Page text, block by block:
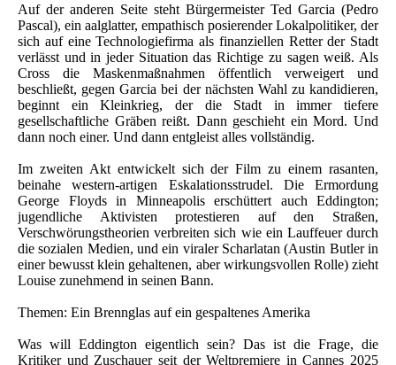
Auf der anderen Seite steht Bürgermeister Ted Garcia (Pedro
Pascal), ein aalglatter, empathisch posierender Lokalpolitiker, der
sich auf eine Technologiefirma als finanziellen Retter der Stadt
verlässt und in jeder Situation das Richtige zu sagen weiß. Als
Cross die Maskenmaßnahmen öffentlich verweigert und
beschließt, gegen Garcia bei der nächsten Wahl zu kandidieren,
beginnt ein Kleinkrieg, der die Stadt in immer tiefere
gesellschaftliche Gräben reißt. Dann geschieht ein Mord. Und
dann noch einer. Und dann entgleist alles vollständig.
Im zweiten Akt entwickelt sich der Film zu einem rasanten,
beinahe western-artigen Eskalationsstrudel. Die Ermordung
George Floyds in Minneapolis erschüttert auch Eddington;
jugendliche Aktivisten protestieren auf den Straßen,
Verschwörungstheorien verbreiten sich wie ein Lauffeuer durch
die sozialen Medien, und ein viraler Scharlatan (Austin Butler in
einer bewusst klein gehaltenen, aber wirkungsvollen Rolle) zieht
Louise zunehmend in seinen Bann.
Themen: Ein Brennglas auf ein gespaltenes Amerika
Was will Eddington eigentlich sein? Das ist die Frage, die
Kritiker und Zuschauer seit der Weltpremiere in Cannes 2025